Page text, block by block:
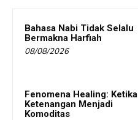
Bahasa Nabi Tidak Selalu
Bermakna Harfiah
08/08/2026
Fenomena Healing: Ketika
Ketenangan Menjadi
Komoditas